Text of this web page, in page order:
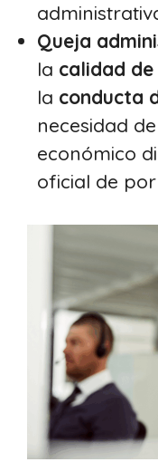
Queja
la calidad
la conducta
necesidad
económico
oficial de